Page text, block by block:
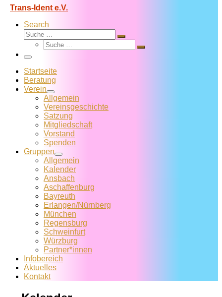
Trans-Ident e.V.
Search
Suche
Suche
Suche
Suche
Menü
Startseite
Beratung
Verein
Allgemein
Vereins­geschichte
Satzung
Mitglied­schaft
Vorstand
Spenden
Gruppen
Allgemein
Kalender
Ansbach
Aschaffenburg
Bayreuth
Erlangen/Nürnberg
München
Regensburg
Schweinfurt
Würzburg
Partner*innen
Infobereich
Aktuelles
Kontakt